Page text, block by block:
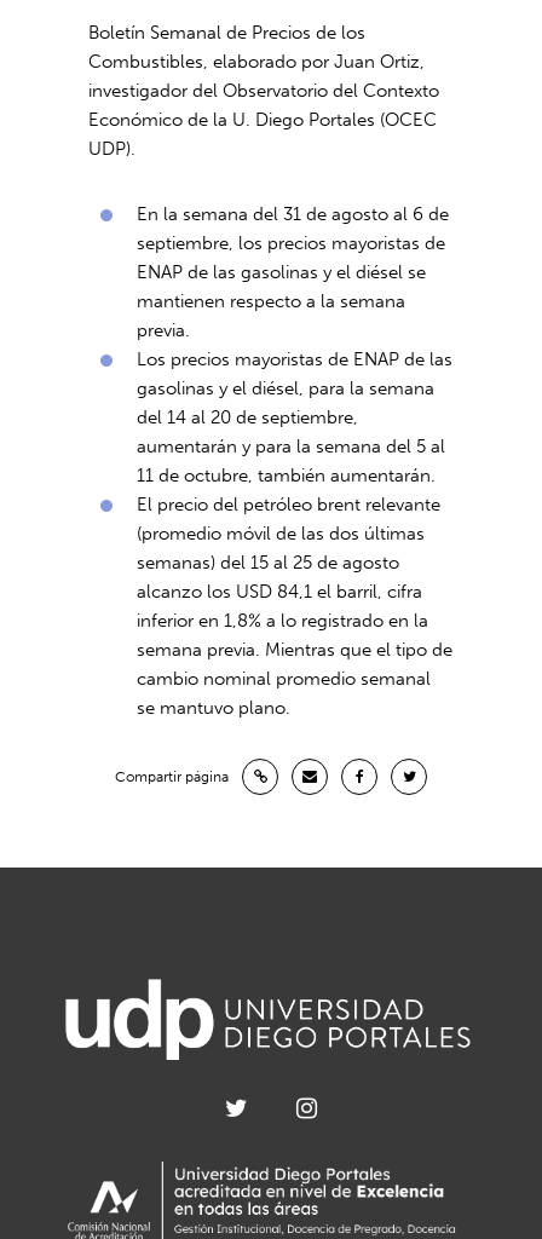
Boletín Semanal de Precios de los
Combustibles, elaborado por Juan Ortiz,
investigador del Observatorio del Contexto
Económico de la U. Diego Portales (OCEC
UDP).
En la semana del 31 de agosto al 6 de
septiembre, los precios mayoristas de
ENAP de las gasolinas y el diésel se
mantienen respecto a la semana
previa.
Los precios mayoristas de ENAP de las
gasolinas y el diésel, para la semana
del 14 al 20 de septiembre,
aumentarán y para la semana del 5 al
11 de octubre, también aumentarán.
El precio del petróleo brent relevante
(promedio móvil de las dos últimas
semanas) del 15 al 25 de agosto
alcanzo los USD 84,1 el barril, cifra
inferior en 1,8% a lo registrado en la
semana previa. Mientras que el tipo de
cambio nominal promedio semanal
se mantuvo plano.
Compartir página